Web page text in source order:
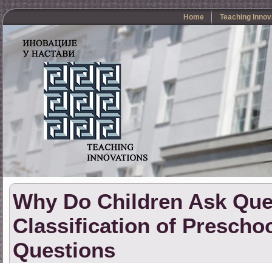
Home Teaching
Why Do Children Ask
Classification of
Questions